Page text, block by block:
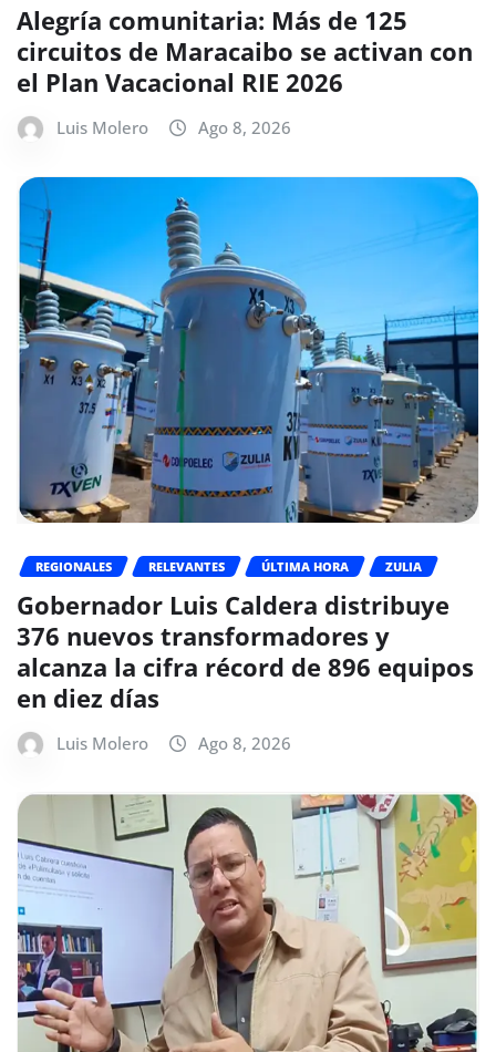
Alegría comunitaria: Más de 125
circuitos de Maracaibo se activan con
el Plan Vacacional RIE 2026
Luis Molero Ago 8, 2026
REGIONALES RELEVANTES ÚLTIMA HORA ZULIA
Gobernador Luis Caldera distribuye
376 nuevos transformadores y
alcanza la cifra récord de 896 equipos
en diez días
Luis Molero Ago 8, 2026